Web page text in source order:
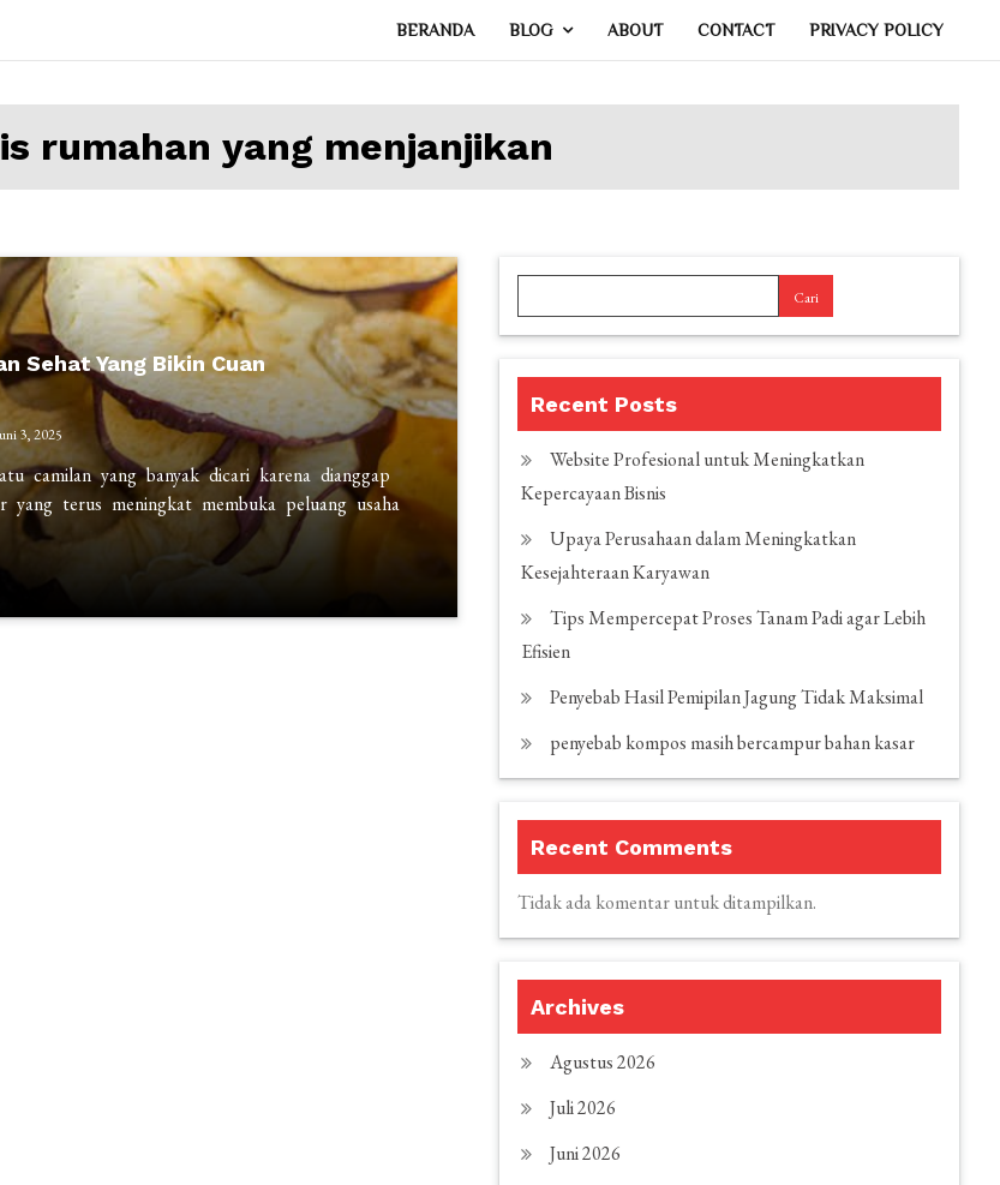
BERANDA BLOG ABOUT CONTACT PRIVACY POLICY
rumahan yang menjanjikan
Sehat Yang Bikin Cuan
3, 2025
camilan yang banyak dicari karena dianggap
yang terus meningkat membuka peluang usaha
Cari
Recent Posts
Website Profesional untuk Meningkatkan
Kepercayaan Bisnis
Upaya Perusahaan dalam Meningkatkan
Kesejahteraan Karyawan
Tips Mempercepat Proses Tanam Padi agar Lebih
Efisien
Penyebab Hasil Pemipilan Jagung Tidak Maksimal
penyebab kompos masih bercampur bahan kasar
Recent Comments
Tidak ada komentar untuk ditampilkan.
Archives
Agustus 2026
Juli 2026
Juni 2026